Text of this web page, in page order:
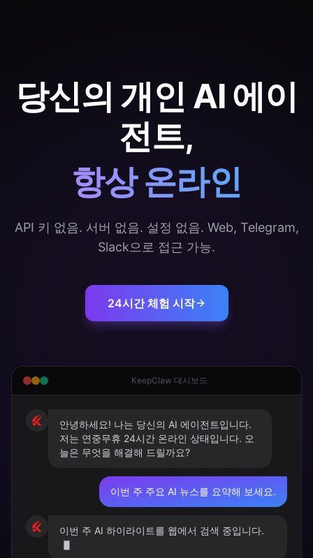
당신의 개인 AI 에이
전트,
항상 온라인
API 키 없음. 서버 없음. 설정 없음. Web, Telegram,
Slack으로 접근 가능.
24시간 체험 시작
KeepClaw 대시보드
안녕하세요! 나는 당신의 AI 에이전트입니다.
저는 연중무휴 24시간 온라인 상태입니다. 오
늘은 무엇을 해결해 드릴까요?
이번 주 주요 AI 뉴스를 요약해 보세요.
이번 주 AI 하이라이트를 웹에서 검색 중입니다.
▋